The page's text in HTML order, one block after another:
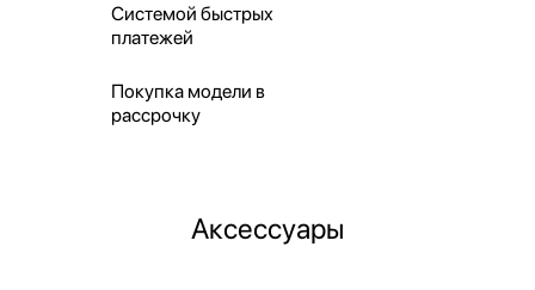
Системой быстрых
платежей
Покупка модели в
рассрочку
Аксессуары